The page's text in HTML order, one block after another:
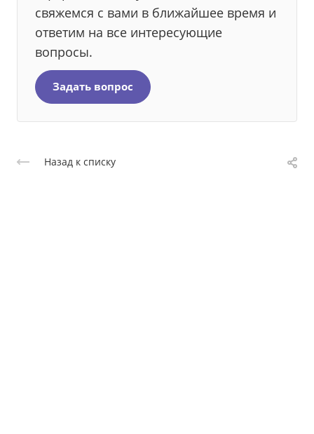
свяжемся с вами в ближайшее время и
ответим на все интересующие
вопросы.
Задать вопрос
Назад к списку